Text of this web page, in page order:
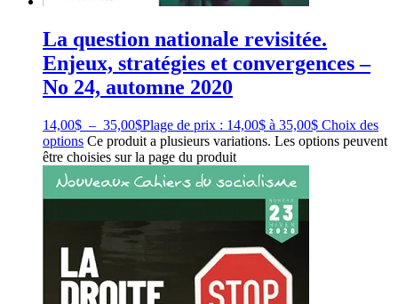
La question nationale revisitée.
Enjeux, stratégies et convergences –
No 24, automne 2020
14,00$ – 35,00$Plage de prix : 14,00$ à 35,00$ Choix des
options Ce produit a plusieurs variations. Les options peuvent
être choisies sur la page du produit